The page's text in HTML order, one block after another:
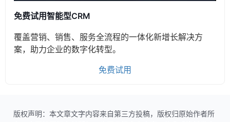
免费试用智能型CRM
覆盖营销、销售、服务全流程的一体化新增长解决方
案，助力企业的数字化转型。
免费试用
版权声明：本文章文字内容来自第三方投稿，版权归原始作者所